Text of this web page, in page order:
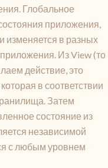
Глобальное
приложения,
изменяется в разных
Из View (то
действие, это
в соответствии
Затем
состояние из
независимой
с любым уровнем